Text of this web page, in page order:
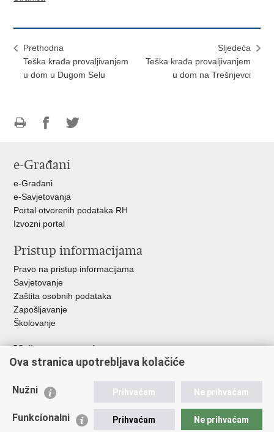
Prethodna
Teška krađa provaljivanjem
u dom u Dugom Selu
Sljedeća
Teška krađa provaljivanjem
u dom na Trešnjevci
FacebookuTwitteru
e-Građani
e-Građani
e-Savjetovanja
Portal otvorenih podataka RH
Izvozni portal
Pristup informacijama
Pravo na pristup informacijama
Savjetovanje
Zaštita osobnih podataka
Zapošljavanje
Školovanje
Važne poveznice
Ministarstvo unutarnjih poslova
Udruge
Policijska akademija
Ova stranica upotrebljava kolačiće
Nužni Prihvaćam Ne prihvaćam
Funkcionalni Prihvaćam Ne prihvaćam